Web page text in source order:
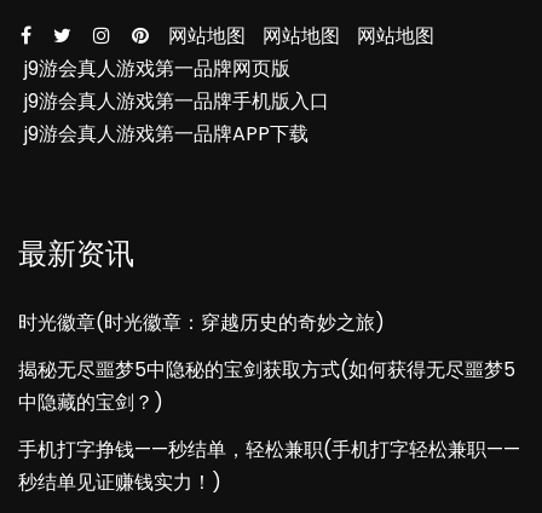
网站地图 网站地图
网站地图
j9游会真人游戏第一品牌网页版
j9游会真人游戏第一品牌手机版入口
j9游会真人游戏第一品牌APP下载
最新资讯
时光徽章(时光徽章：穿越历史的奇妙之旅)
揭秘无尽噩梦5中隐秘的宝剑获取方式(如何获得无尽噩梦5
中隐藏的宝剑？)
手机打字挣钱——秒结单，轻松兼职(手机打字轻松兼职——
秒结单见证赚钱实力！)